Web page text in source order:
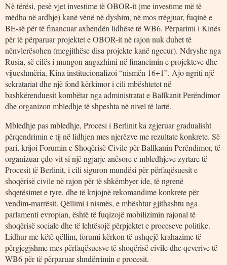
Në tërësi, pesë vjet investime të OBOR-it (me investime më të
mëdha në ardhje) kanë vënë në dyshim, në mos rrëgjuar, fuqinë e
BE-së për të financuar axhendën lidhëse të WB6. Përparimi i Kinës
për të përparuar projektet e OBOR-it në rajon nuk duhet të
nënvlerësohen (megjithëse disa projekte kanë ngecur). Ndryshe nga
Rusia, së cilës i mungon angazhimi në financimin e projekteve dhe
vijueshmëria, Kina institucionalizoi “nismën 16+1”. Ajo ngriti një
sekratariat dhe një fond kërkimor i cili mbështetet në
bashkërenduesit kombëtar nga administratat e Ballkanit Perëndimor
dhe organizon mbledhje të shpeshta në nivel të lartë.
Mbledhje pas mbledhje, Procesi i Berlinit ka zgjeruar gradualisht
përqendrimin e tij në lidhjen mes njerëzve me rezultate konkrete. Së
pari, krijoi Forumin e Shoqërisë Civile për Ballkanin Perëndimor, të
organizuar çdo vit si një ngjarje anësore e mbledhjeve zyrtare të
Procesit të Berlinit, i cili siguron mundësi për përfaqësuesit e
shoqërisë civile në rajon për të shkëmbyer ide, të ngrenë
shqetësimet e tyre, dhe të krijojnë rekomandime konkrete për
vendim-marrësit. Qëllimi i nismës, e mbështur gjithashtu nga
parlamenti evropian, është të fuqizojë mobilizimin rajonal të
shoqërisë sociale dhe të lehtësojë përpjektet e proceseve politike.
Lidhur me këtë qëllim, forumi kërkon të ushqejë krahazime të
përgjegjshme mes përfaqësuesve të shoqërisë civile dhe qeverive të
WB6 për të përparuar shndërrimin e procesit.